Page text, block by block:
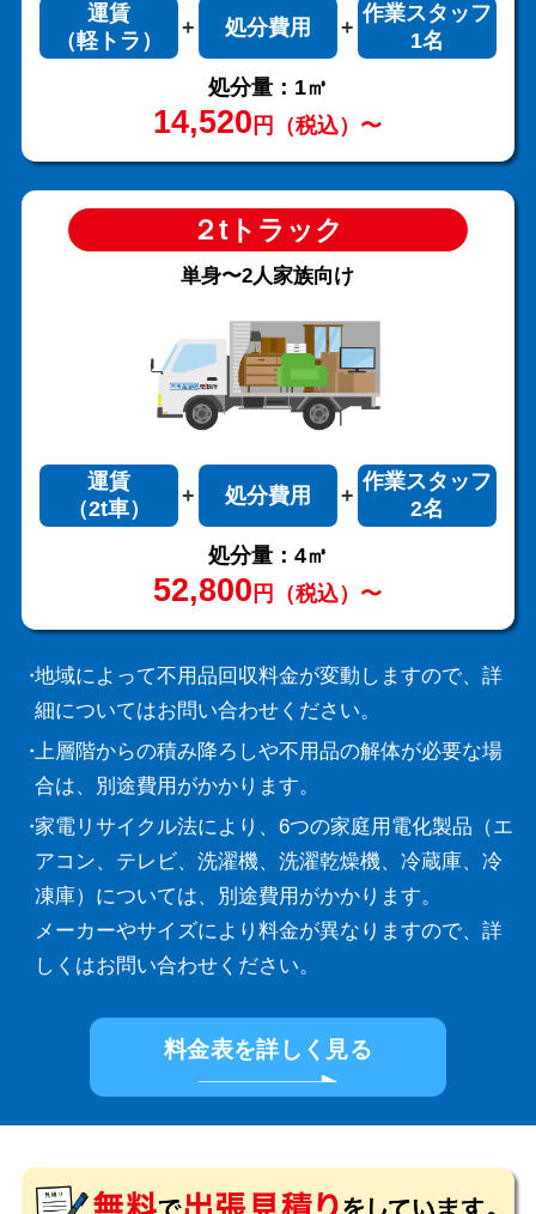
運賃
（軽トラ）
処分費用
作業スタッフ
1名
処分量：1㎥
14,520 円（税込）〜
２tトラック
単身〜2人家族向け
運賃
（2t車）
処分費用
作業スタッフ
2名
処分量：4㎥
52,800 円（税込）〜
地域によって不用品回収料金が変動しますので、詳
細についてはお問い合わせください。
上層階からの積み降ろしや不用品の解体が必要な場
合は、別途費用がかかります。
家電リサイクル法により、6つの家庭用電化製品（エ
アコン、テレビ、洗濯機、洗濯乾燥機、冷蔵庫、冷
凍庫）については、別途費用がかかります。
メーカーやサイズにより料金が異なりますので、詳
しくはお問い合わせください。
料金表を詳しく見る